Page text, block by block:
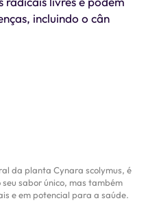
incluindo o cân
da planta Cynara scolymus, é
sabor único, mas também
e em potencial para a saúde.